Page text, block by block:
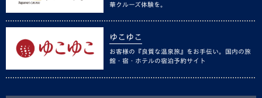
華クルーズ体験を。
ゆこゆこ
お客様の『良質な温泉旅』をお手伝い。国内の旅
館・宿・ホテルの宿泊予約サイト